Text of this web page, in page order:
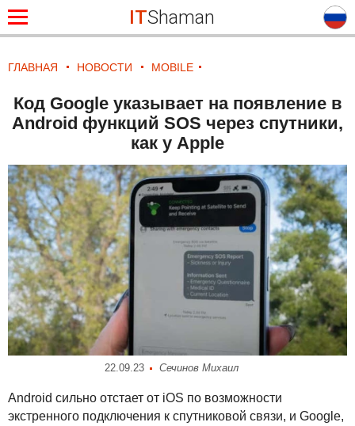
ITShaman
ГЛАВНАЯ НОВОСТИ MOBILE
Код Google указывает на появление в
Android функций SOS через спутники,
как у Apple
22.09.23 Сечинов Михаил
Android сильно отстает от iOS по возможности
экстренного подключения к спутниковой связи, и Google,